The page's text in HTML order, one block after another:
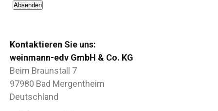
Absenden
Kontaktieren Sie uns:
weinmann-edv GmbH & Co. KG
Beim Braunstall 7
97980 Bad Mergentheim
Deutschland